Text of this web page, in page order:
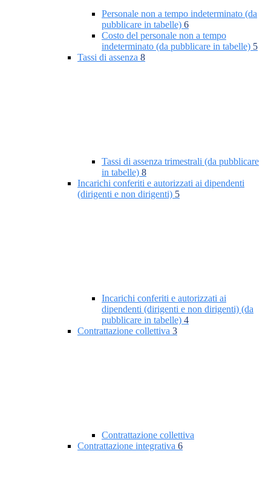
Personale non a tempo indeterminato (da
pubblicare in tabelle) 6
Costo del personale non a tempo
indeterminato (da pubblicare in tabelle) 5
Tassi di assenza 8
Tassi di assenza trimestrali (da pubblicare
in tabelle) 8
Incarichi conferiti e autorizzati ai dipendenti
(dirigenti e non dirigenti) 5
Incarichi conferiti e autorizzati ai
dipendenti (dirigenti e non dirigenti) (da
pubblicare in tabelle) 4
Contrattazione collettiva 3
Contrattazione collettiva
Contrattazione integrativa 6